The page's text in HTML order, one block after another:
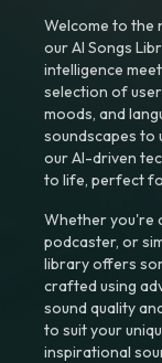
Welcome to the
our AI Songs
intelligence
selection of
moods, and
soundscapes to
our AI-driven
to life, perfect
Whether you're
podcaster, or
library offers
crafted using
sound quality
to suit your
inspirational